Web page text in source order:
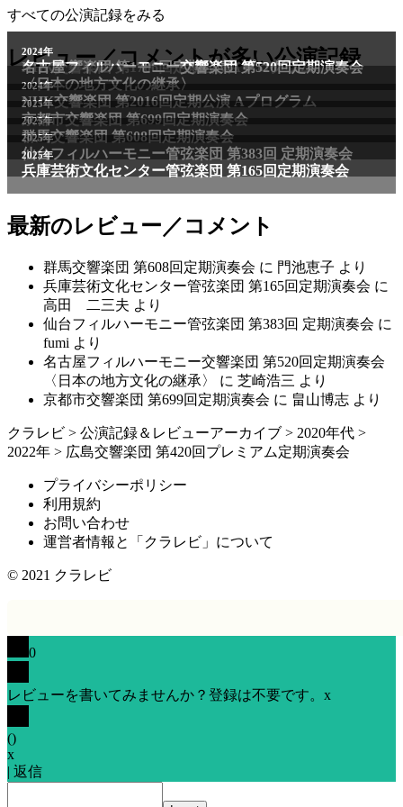
すべての公演記録をみる
レビュー／コメントが多い公演記録
2011年
NHK交響楽団 第1706回定期公演Aプログラム
2024年
名古屋フィルハーモニー交響楽団 第520回定期演奏会
〈日本の地方文化の継承〉
2024年
NHK交響楽団 第2016回定期公演 Aプログラム
2025年
京都市交響楽団 第699回定期演奏会
2025年
群馬交響楽団 第608回定期演奏会
2025年
仙台フィルハーモニー管弦楽団 第383回 定期演奏会
2025年
兵庫芸術文化センター管弦楽団 第165回定期演奏会
最新のレビュー／コメント
群馬交響楽団 第608回定期演奏会 に 門池恵子 より
兵庫芸術文化センター管弦楽団 第165回定期演奏会 に
高田 二三夫 より
仙台フィルハーモニー管弦楽団 第383回 定期演奏会 に
fumi より
名古屋フィルハーモニー交響楽団 第520回定期演奏会
〈日本の地方文化の継承〉
に 芝崎浩三 より
京都市交響楽団 第699回定期演奏会 に 畠山博志 より
クラレビ > 公演記録＆レビューアーカイブ > 2020年代 >
2022年 > 広島交響楽団 第420回プレミアム定期演奏会
プライバシーポリシー
利用規約
お問い合わせ
運営者情報と「クラレビ」について
© 2021 クラレビ
0
レビューを書いてみませんか？登録は不要です。 x
()
x
| 返信